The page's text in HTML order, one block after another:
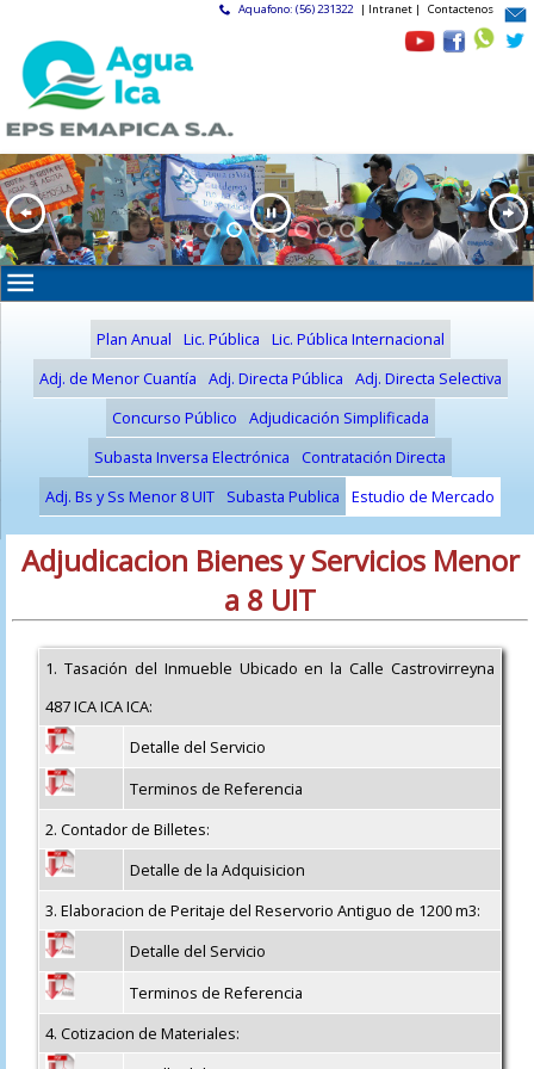
Aquafono: (56) 231322 | Intranet | Contactenos
Plan Anual Lic. Pública
Lic. Pública Internacional
Adj. de Menor Cuantía
Adj. Directa Pública
Adj. Directa Selectiva
Concurso Público
Adjudicación Simplificada
Subasta Inversa Electrónica
Contratación Directa
Adj. Bs y Ss Menor 8 UIT
Subasta Publica Estudio de Mercado
Adjudicacion Bienes y Servicios Menor
a 8 UIT
1. Tasación del Inmueble Ubicado en la Calle Castrovirreyna
487 ICA ICA ICA:
Detalle del Servicio
Terminos de Referencia
2. Contador de Billetes:
Detalle de la Adquisicion
3. Elaboracion de Peritaje del Reservorio Antiguo de 1200 m3:
Detalle del Servicio
Terminos de Referencia
4. Cotizacion de Materiales: